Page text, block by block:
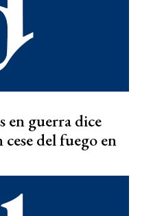
en guerra dice
cese del fuego en